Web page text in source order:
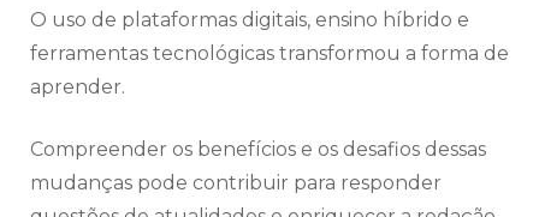
O uso de plataformas digitais, ensino híbrido e
ferramentas tecnológicas transformou a forma de
aprender.
Compreender os benefícios e os desafios dessas
mudanças pode contribuir para responder